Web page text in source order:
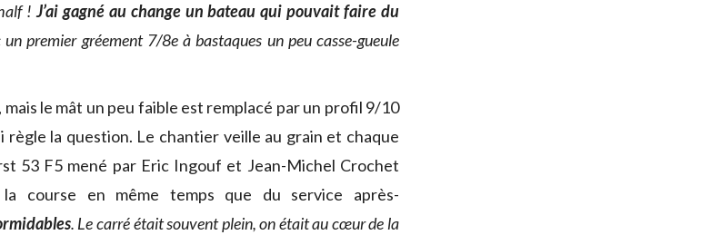
half !J’ai gagné au change un bateau qui pouvait faire du
premier gréement 7/8e à bastaques un peu casse-gueule
le mât un peu faible est remplacé par un profil 9/10
règle la question. Le chantier veille au grain et chaque
53 F5 mené par Eric Ingouf et Jean-Michel Crochet
la course en même temps que du service après-
. Le carré était souvent plein, on était au cœur de la